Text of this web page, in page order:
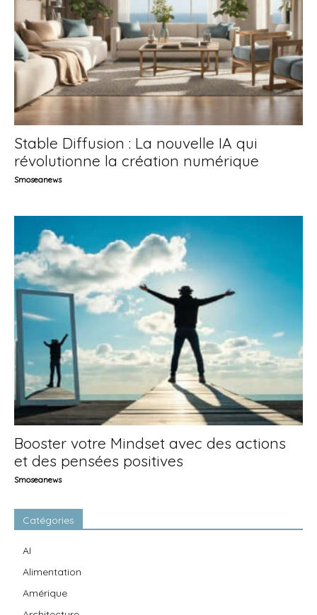
Stable Diffusion : La nouvelle IA qui
révolutionne la création numérique
Smoseanews
Booster votre Mindset avec des actions
et des pensées positives
Smoseanews
Catégories
AI
Alimentation
Amérique